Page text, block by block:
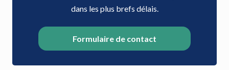
dans les plus brefs délais.
Formulaire de contact